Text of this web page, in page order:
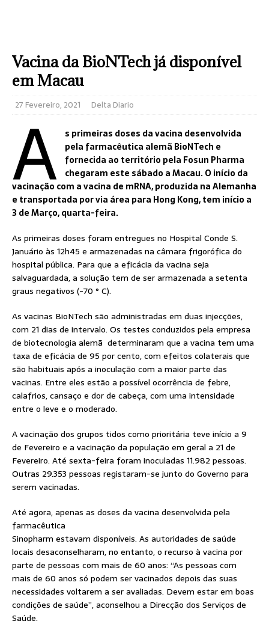
Vacina da BioNTech já disponível
em Macau
27 Fevereiro, 2021 Delta Diario
A s primeiras doses da vacina desenvolvida
pela farmacêutica alemã BioNTech e
fornecida ao território pela Fosun Pharma
chegaram este sábado a Macau. O início da
vacinação com a vacina de mRNA, produzida na Alemanha
e transportada por via área para Hong Kong, tem início a
3 de Março, quarta-feira.
As primeiras doses foram entregues no Hospital Conde S.
Januário às 12h45 e armazenadas na câmara frigorófica do
hospital pública. Para que a eficácia da vacina seja
salvaguardada, a solução tem de ser armazenada a setenta
graus negativos (-70 ° C).
As vacinas BioNTech são administradas em duas injecções,
com 21 dias de intervalo. Os testes conduzidos pela empresa
de biotecnologia alemã determinaram que a vacina tem uma
taxa de eficácia de 95 por cento, com efeitos colaterais que
são habituais após a inoculação com a maior parte das
vacinas. Entre eles estão a possível ocorrência de febre,
calafrios, cansaço e dor de cabeça, com uma intensidade
entre o leve e o moderado.
A vacinação dos grupos tidos como prioritária teve início a 9
de Fevereiro e a vacinação da população em geral a 21 de
Fevereiro. Até sexta-feira foram inoculadas 11.982 pessoas.
Outras 29.353 pessoas registaram-se junto do Governo para
serem vacinadas.
Até agora, apenas as doses da vacina desenvolvida pela
farmacêutica
Sinopharm estavam disponíveis. As autoridades de saúde
locais desaconselharam, no entanto, o recurso à vacina por
parte de pessoas com mais de 60 anos: “As pessoas com
mais de 60 anos só podem ser vacinados depois das suas
necessidades voltarem a ser avaliadas. Devem estar em boas
condições de saúde”, aconselhou a Direcção dos Serviços de
Saúde.